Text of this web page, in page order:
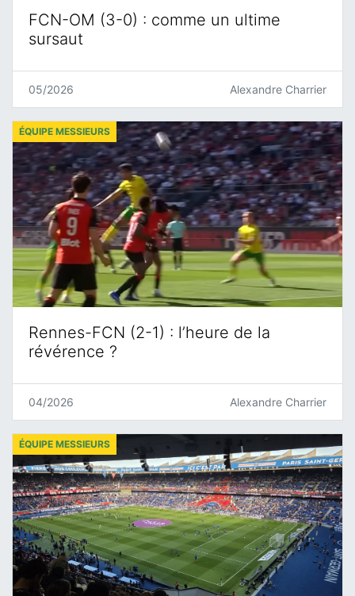
FCN-OM (3-0) : comme un ultime
sursaut
05/2026 Alexandre Charrier
Rennes-FCN (2-1) : l’heure de la
révérence ?
ÉQUIPE MESSIEURS
04/2026 Alexandre Charrier
ÉQUIPE MESSIEURS